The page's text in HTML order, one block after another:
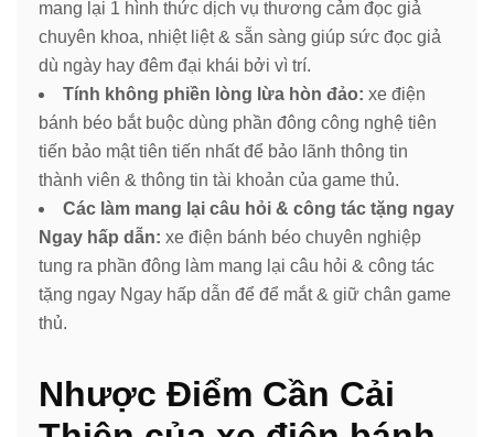
mang lại 1 hình thức dịch vụ thương cảm đọc giả
chuyên khoa, nhiệt liệt & sẵn sàng giúp sức đọc giả
dù ngày hay đêm đại khái bởi vì trí.
Tính không phiền lòng lừa hòn đảo: xe điện
bánh béo bắt buộc dùng phần đông công nghệ tiên
tiến bảo mật tiên tiến nhất để bảo lãnh thông tin
thành viên & thông tin tài khoản của game thủ.
Các làm mang lại câu hỏi & công tác tặng ngay
Ngay hấp dẫn: xe điện bánh béo chuyên nghiệp
tung ra phần đông làm mang lại câu hỏi & công tác
tặng ngay Ngay hấp dẫn để để mắt & giữ chân game
thủ.
Nhược Điểm Cần Cải